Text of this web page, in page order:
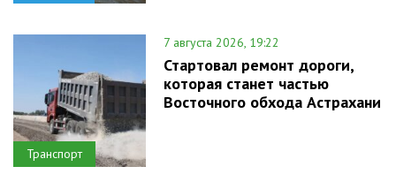
Транспорт
7 августа 2026, 19:22
Стартовал ремонт дороги,
которая станет частью
Восточного обхода Астрахани